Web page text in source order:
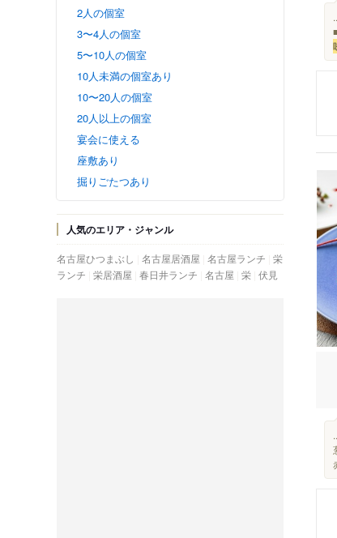
2人の個室
3〜4人の個室
5〜10人の個室
10人未満の個室あり
10〜20人の個室
20人以上の個室
宴会に使える
座敷あり
掘りごたつあり
人気のエリア・ジャンル
名古屋ひつまぶし 名古屋居酒屋 名古屋ランチ 栄
ランチ 栄居酒屋 春日井ランチ 名古屋 栄 伏見